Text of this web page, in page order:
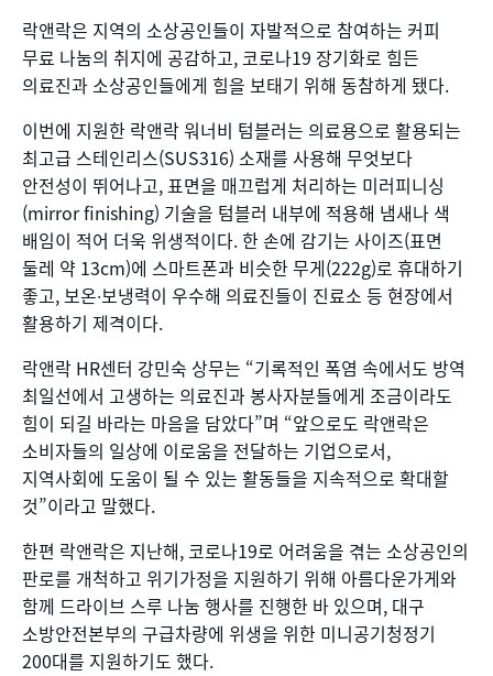
락앤락은 지역의 소상공인들이 자발적으로 참여하는 커피
무료 나눔의 취지에 공감하고, 코로나19 장기화로 힘든
의료진과 소상공인들에게 힘을 보태기 위해 동참하게 됐다.
이번에 지원한 락앤락 워너비 텀블러는 의료용으로 활용되는
최고급 스테인리스(SUS316) 소재를 사용해 무엇보다
안전성이 뛰어나고, 표면을 매끄럽게 처리하는 미러피니싱
(mirror finishing) 기술을 텀블러 내부에 적용해 냄새나 색
배임이 적어 더욱 위생적이다. 한 손에 감기는 사이즈(표면
둘레 약 13cm)에 스마트폰과 비슷한 무게(222g)로 휴대하기
좋고, 보온∙보냉력이 우수해 의료진들이 진료소 등 현장에서
활용하기 제격이다.
락앤락 HR센터 강민숙 상무는 “기록적인 폭염 속에서도 방역
최일선에서 고생하는 의료진과 봉사자분들에게 조금이라도
힘이 되길 바라는 마음을 담았다”며 “앞으로도 락앤락은
소비자들의 일상에 이로움을 전달하는 기업으로서,
지역사회에 도움이 될 수 있는 활동들을 지속적으로 확대할
것”이라고 말했다.
한편 락앤락은 지난해, 코로나19로 어려움을 겪는 소상공인의
판로를 개척하고 위기가정을 지원하기 위해 아름다운가게와
함께 드라이브 스루 나눔 행사를 진행한 바 있으며, 대구
소방안전본부의 구급차량에 위생을 위한 미니공기청정기
200대를 지원하기도 했다.